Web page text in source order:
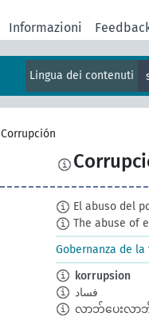
Informazioni
Lingua dei contenuti
Corrupción
El abuso del
The abuse of
Gobernanza de la
korrupsion
فساد
လာဘ်ပေးလ